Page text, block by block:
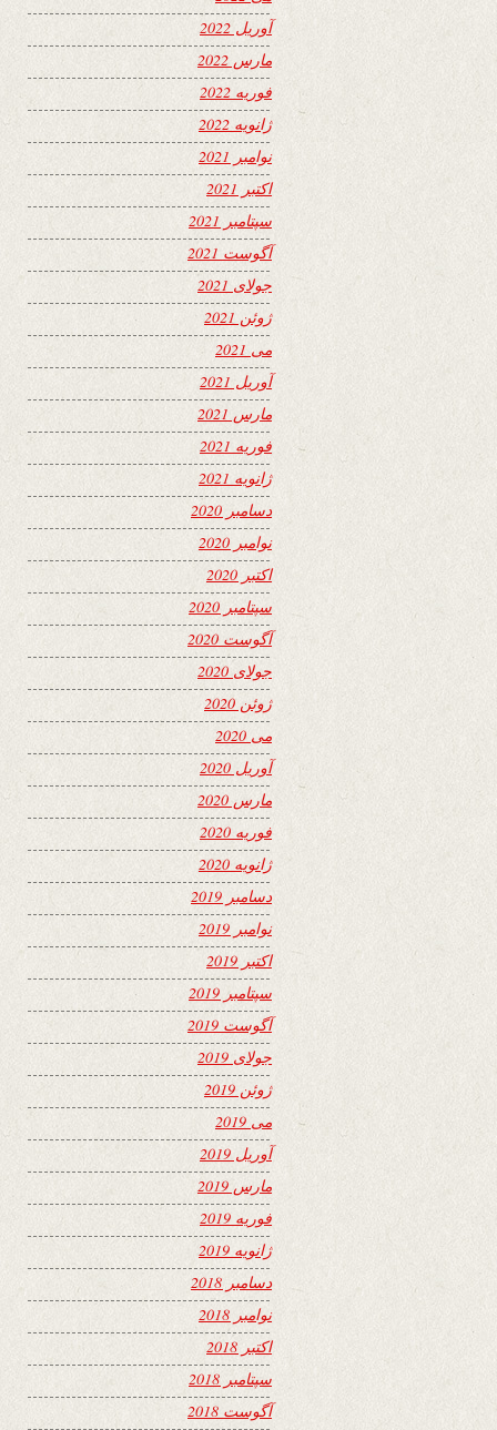
آوریل 2022
مارس 2022
فوریه 2022
ژانویه 2022
نوامبر 2021
اکتبر 2021
سپتامبر 2021
آگوست 2021
جولای 2021
ژوئن 2021
می 2021
آوریل 2021
مارس 2021
فوریه 2021
ژانویه 2021
دسامبر 2020
نوامبر 2020
اکتبر 2020
سپتامبر 2020
آگوست 2020
جولای 2020
ژوئن 2020
می 2020
آوریل 2020
مارس 2020
فوریه 2020
ژانویه 2020
دسامبر 2019
نوامبر 2019
اکتبر 2019
سپتامبر 2019
آگوست 2019
جولای 2019
ژوئن 2019
می 2019
آوریل 2019
مارس 2019
فوریه 2019
ژانویه 2019
دسامبر 2018
نوامبر 2018
اکتبر 2018
سپتامبر 2018
آگوست 2018